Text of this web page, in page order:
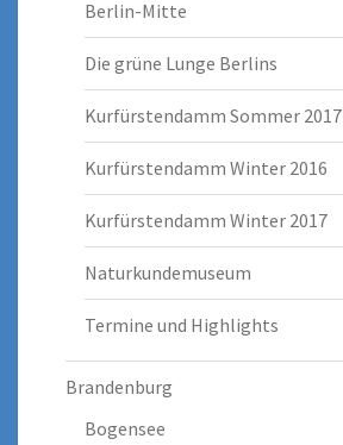
Berlin-Mitte
Die grüne Lunge Berlins
Kurfürstendamm Sommer 2017
Kurfürstendamm Winter 2016
Kurfürstendamm Winter 2017
Naturkundemuseum
Termine und Highlights
Brandenburg
Bogensee